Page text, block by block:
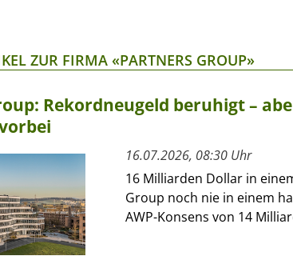
ZUR FIRMA «PARTNERS GROUP»
Rekordneugeld beruhigt –
16.07.2026, 08:30 Uhr
16 Milliarden Dollar in
Group noch nie in einem
AWP-Konsens von 14